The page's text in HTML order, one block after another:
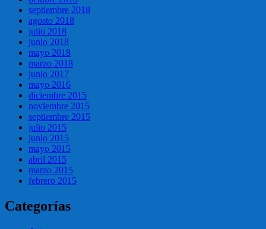
septiembre 2018
agosto 2018
julio 2018
junio 2018
mayo 2018
marzo 2018
junio 2017
mayo 2016
diciembre 2015
noviembre 2015
septiembre 2015
julio 2015
junio 2015
mayo 2015
abril 2015
marzo 2015
febrero 2015
Categorías